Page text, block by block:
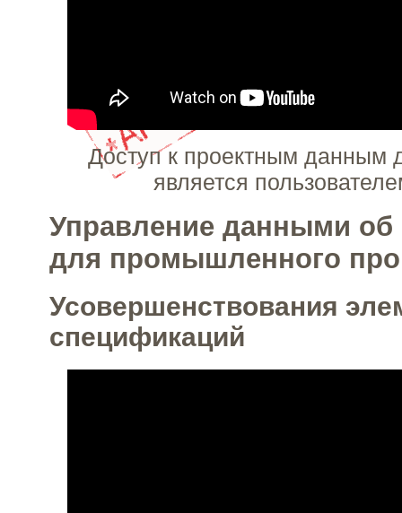
Доступ к проектным данным
является
Управление данными об
для промышленного
Усовершенствования
спецификаций